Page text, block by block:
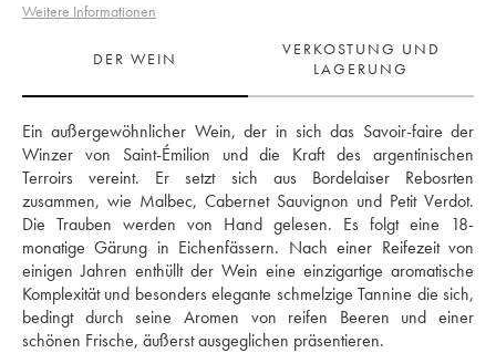
Weitere Informationen
DER WEIN
VERKOSTUNG UND
LAGERUNG
Ein außergewöhnlicher Wein, der in sich das Savoir-faire der
Winzer von Saint-Émilion und die Kraft des argentinischen
Terroirs vereint. Er setzt sich aus Bordelaiser Rebosrten
zusammen, wie Malbec, Cabernet Sauvignon und Petit Verdot.
Die Trauben werden von Hand gelesen. Es folgt eine 18-
monatige Gärung in Eichenfässern. Nach einer Reifezeit von
einigen Jahren enthüllt der Wein eine einzigartige aromatische
Komplexität und besonders elegante schmelzige Tannine die sich,
bedingt durch seine Aromen von reifen Beeren und einer
schönen Frische, äußerst ausgeglichen präsentieren.